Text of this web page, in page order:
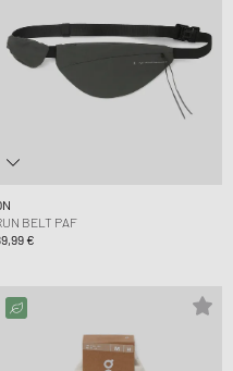
BELT PAF
€